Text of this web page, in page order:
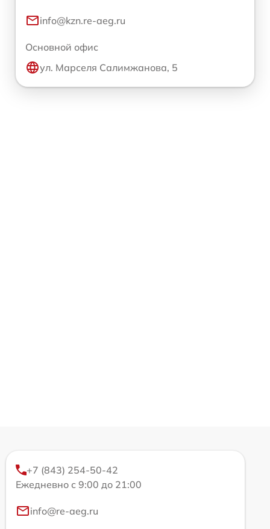
info@kzn.re-aeg.ru
Основной офис
ул. Марселя Салимжанова, 5
+7 (843) 254-50-42
Ежедневно с 9:00 до 21:00
info@re-aeg.ru